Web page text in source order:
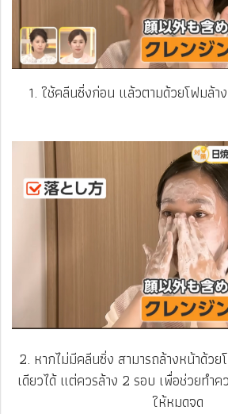
1. ใช้คลีนซิ่งก่อน แล้วตามด้วยโฟมล้า
2. หากไม่มีคลีนซิ่ง สามารถล้างหน้าด้ว
เดียวได้ แต่ควรล้าง 2 รอบ เพื่อช่วยทำ
ให้หมดจด